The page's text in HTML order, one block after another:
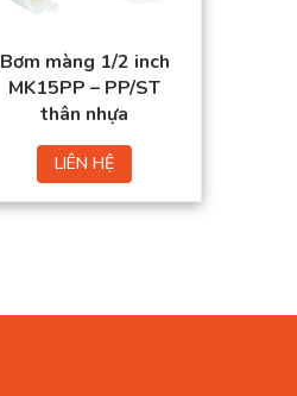
Bơm màng 1/2 inch
MK15PP – PP/ST
thân nhựa
LIÊN HỆ